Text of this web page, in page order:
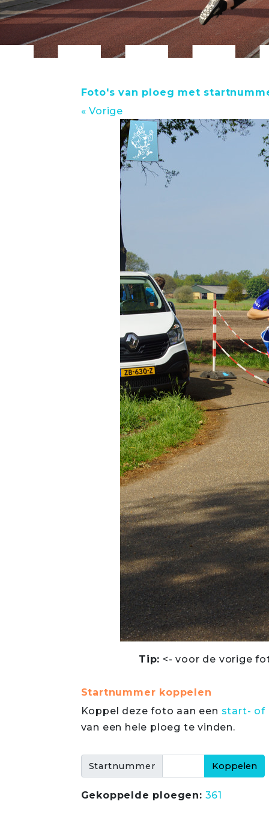
Foto's van ploeg met
« Vorige
Tip: <- voor de vorige
Startnummer koppelen
Koppel deze foto aan een start- of
van een hele ploeg te vinden.
Startnummer
Gekoppelde ploegen: 361